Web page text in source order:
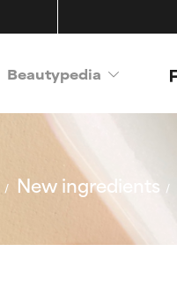
Beautypedia
New ingredients